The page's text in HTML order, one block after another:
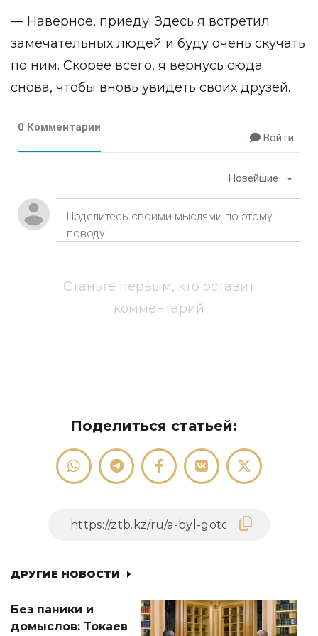
— Наверное, приеду. Здесь я встретил
замечательных людей и буду очень скучать
по ним. Скорее всего, я вернусь сюда
снова, чтобы вновь увидеть своих друзей.
0 Комментарии
Войти
Новейшие
Станьте первым, кто оставит
комментарий
Поделиться статьей:
ДРУГИЕ НОВОСТИ
Без паники и
домыслов: Токаев